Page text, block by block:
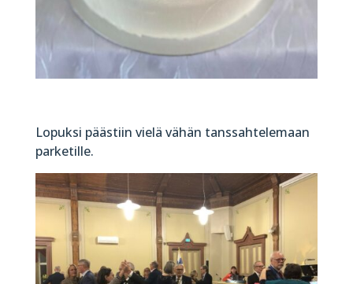
Lopuksi päästiin vielä vähän tanssahtelemaan
parketille.